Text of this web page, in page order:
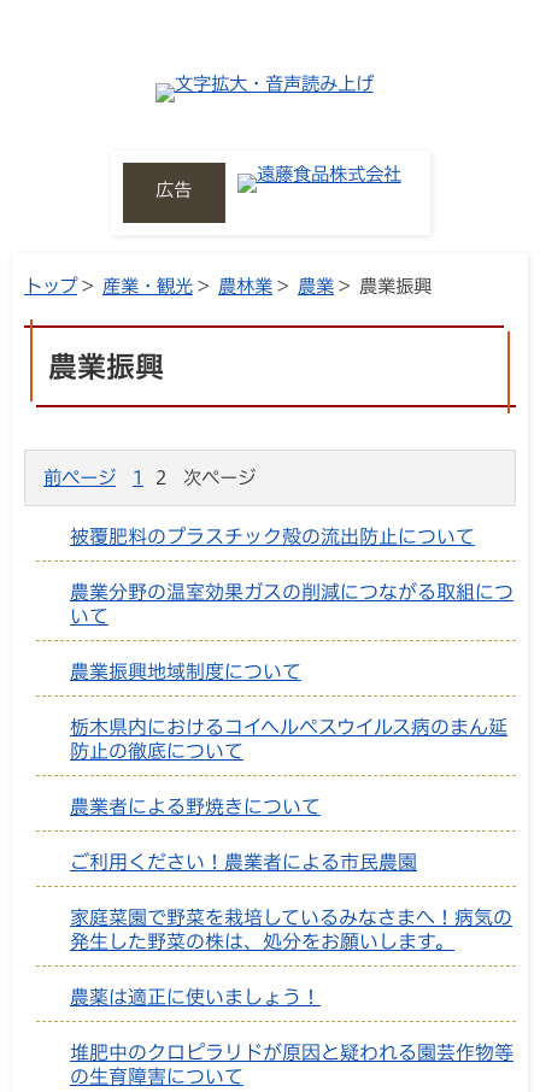
広告
トップ> 産業・観光 > 農林業 > 農業 > 農業振興
農業振興
前ページ 1 2 次ページ
被覆肥料のプラスチック殻の流出防止について
農業分野の温室効果ガスの削減につながる取組につ
いて
農業振興地域制度について
栃木県内におけるコイヘルペスウイルス病のまん延
防止の徹底について
農業者による野焼きについて
ご利用ください！農業者による市民農園
家庭菜園で野菜を栽培しているみなさまへ！病気の
発生した野菜の株は、処分をお願いします。
農薬は適正に使いましょう！
堆肥中のクロピラリドが原因と疑われる園芸作物等
の生育障害について